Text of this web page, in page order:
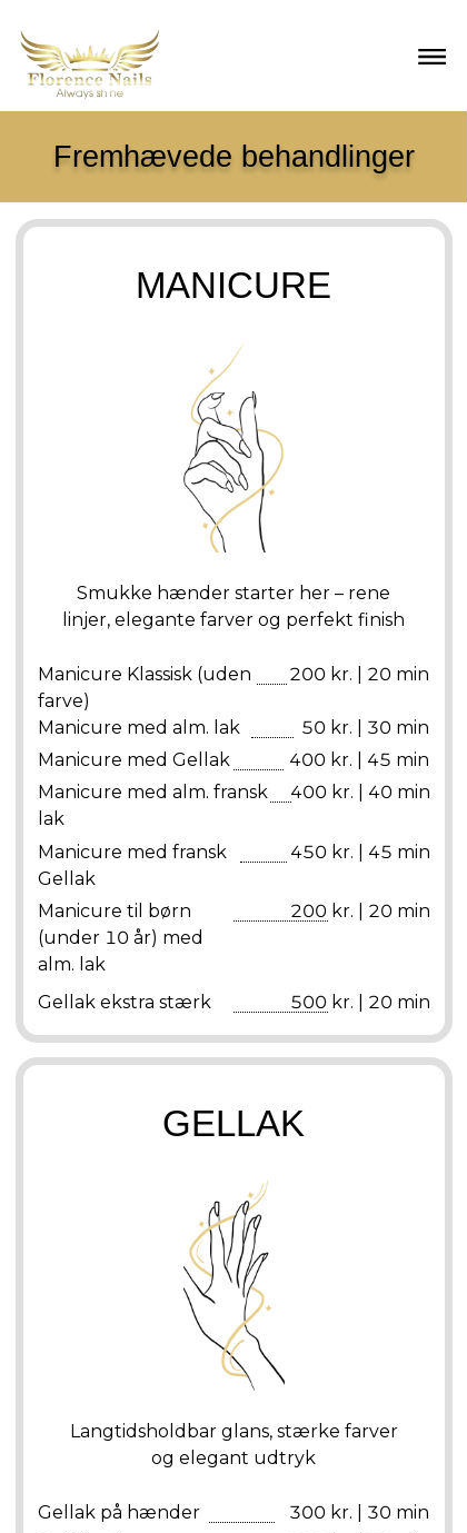
Fremhævede behandlinger
MANICURE
Smukke hænder starter her – rene
linjer, elegante farver og perfekt finish
Manicure Klassisk (uden
farve)
200 kr. | 20 min
Manicure med alm. lak
50 kr. | 30 min
Manicure med Gellak
400 kr. | 45 min
Manicure med alm. fransk
lak
400 kr. | 40 min
Manicure med fransk
Gellak
450 kr. | 45 min
Manicure til børn
(under 10 år) med
alm. lak
200 kr. | 20 min
Gellak ekstra stærk 500 kr. | 20 min
GELLAK
Langtidsholdbar glans, stærke farver
og elegant udtryk
Gellak på hænder
300 kr. | 30 min